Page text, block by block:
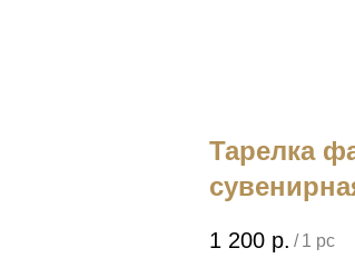
Тарелка
1 200 р. / 1 pc